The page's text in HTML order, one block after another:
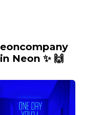
Neon ✨ 🙌